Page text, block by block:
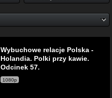
Wybuchowe relacje Polska -
Holandia. Polki przy kawie.
Odcinek 57.
1080p